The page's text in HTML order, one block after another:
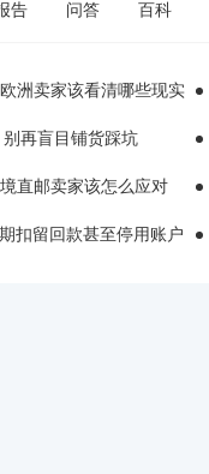
告 问答 百科
洲卖家该看清哪些现实
再盲目铺货踩坑
直邮卖家该怎么应对
扣留回款甚至停用账户